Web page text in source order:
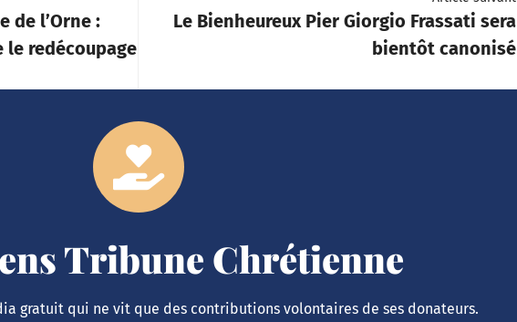
de l’Orne :
le redécoupage
Le Bienheureux Pier Giorgio Frassati sera
bientôt canonisé
Tribune Chrétienne
gratuit qui ne vit que des contributions volontaires de ses donateurs.